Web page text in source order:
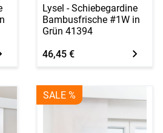
Lysel - Schiebegardine
Bambusfrische #1W in
Grün 41394
46,45 €
SALE %